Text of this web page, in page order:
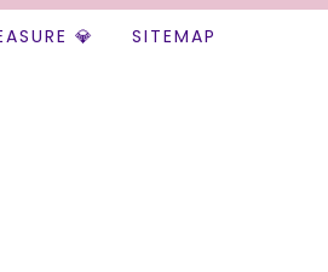
💎 SITEMAP